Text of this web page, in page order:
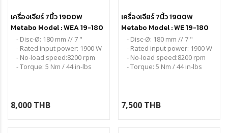
เครื่องเจียร์ 7นิ้ว 1900W
Metabo Model : WEA 19-180
Quick RT (กันสั่น)
- Disc-Ø: 180 mm // 7 "
- Rated input power: 1900 W
- No-load speed:8200 rpm
- Torque: 5 Nm / 44 in-lbs
8,000 THB
เครื่องเจียร์ 7นิ้ว 1900W
Metabo Model : WE 19-180
Quick RT
- Disc-Ø: 180 mm // 7 "
- Rated input power: 1900 W
- No-load speed:8200 rpm
- Torque: 5 Nm / 44 in-lbs
7,500 THB